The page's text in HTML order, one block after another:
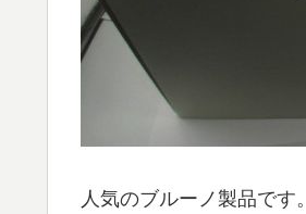
人気のブルーノ製品です。